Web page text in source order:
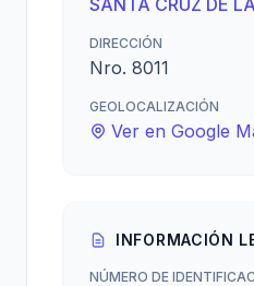
SANTA CRUZ DE
DIRECCIÓN
Nro. 8011
GEOLOCALIZACIÓN
Ver en Google
INFORMACIÓN
NÚMERO DE